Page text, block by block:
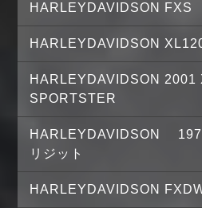
HARLEYDAVIDSON
HARLEYDAVIDSON
HARLEYDAVIDSON 2001
SPORTSTER
HARLEYDAVIDSON
リジット
HARLEYDAVIDSON